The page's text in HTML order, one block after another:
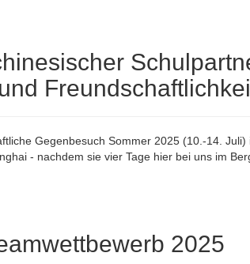
Gegenbesuch Sommer 2025 (10.-14.
- nachdem sie vier Tage hier bei uns im
2025